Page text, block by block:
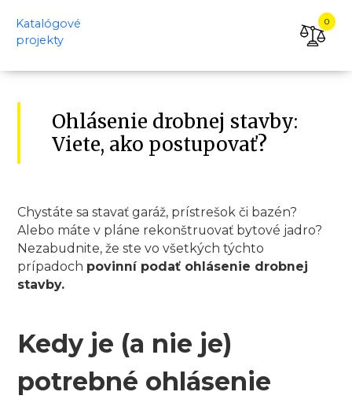
Katalógové
projekty
0
Ohlásenie drobnej stavby:
Viete, ako postupovať?
Chystáte sa stavať garáž, prístrešok či bazén?
Alebo máte v pláne rekonštruovať bytové jadro?
Nezabudnite, že ste vo všetkých týchto
prípadoch povinní podať ohlásenie drobnej
stavby.
Kedy je (a nie je)
potrebné ohlásenie
KATALÓGOVÉ
ÚVOD
DOM
NA
KĽÚČ
REALIZÁCIE
PORADŇA
KATALÓG